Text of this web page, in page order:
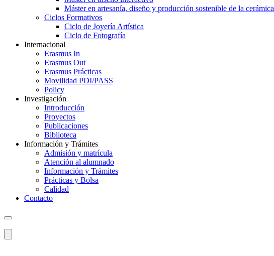
Máster en artesanía, diseño y producción sostenible de la cerámica
Ciclos Formativos
Ciclo de Joyería Artística
Ciclo de Fotografía
Internacional
Erasmus In
Erasmus Out
Erasmus Prácticas
Movilidad PDI/PASS
Policy
Investigación
Introducción
Proyectos
Publicaciones
Biblioteca
Información y Trámites
Admisión y matrícula
Atención al alumnado
Información y Trámites
Prácticas y Bolsa
Calidad
Contacto